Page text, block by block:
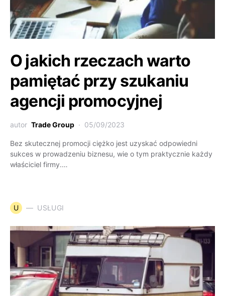
O jakich rzeczach warto
pamiętać przy szukaniu
agencji promocyjnej
autor Trade Group 05/09/2023
Bez skutecznej promocji ciężko jest uzyskać odpowiedni
sukces w prowadzeniu biznesu, wie o tym praktycznie każdy
właściciel firmy.…
U USŁUGI